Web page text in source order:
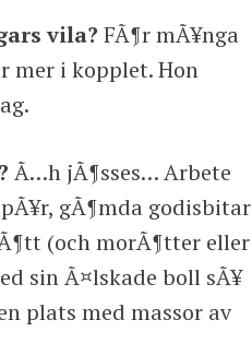
vila? FÃ¶r mÃ¥nga
mer i kopplet. Hon
Ã…h jÃ¶sses… Arbete
gÃ¶mda godisbitar
(och morÃ¶tter eller
sin Ã¤lskade boll sÃ¥
plats med massor av